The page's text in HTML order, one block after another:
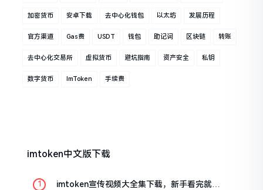
加密货币 安卓下载 去中心化钱包 以太坊 发展历程
官方渠道 Gas费 USDT 钱包 助记词 区块链 转账
去中心化交易所 虚拟货币 避坑指南 资产安全 私钥
数字货币 ImToken 手续费
imtoken中文版下载
imtoken宣传视频大全集下载，新手看完就懂